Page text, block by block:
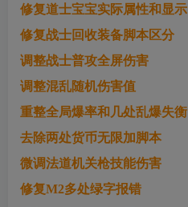
修复道士宝宝实际属性和显示
修复战士回收装备脚本区分
调整战士普攻全屏伤害
调整混乱随机伤害值
重整全局爆率和几处乱爆失衡
去除两处货币无限加脚本
微调法道机关枪技能伤害
修复M2多处绿字报错